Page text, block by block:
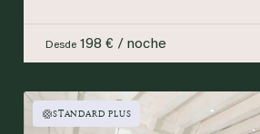
STANDARD PLUS
Desde 198 € / noche